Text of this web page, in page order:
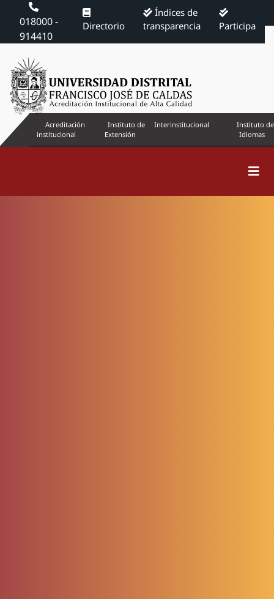
018000 -
914410
Directorio
Índices de
transparencia
Participa
Acreditación
institucional
Instituto de
Extensión
Interinstitucional
Instituto de
Idiomas